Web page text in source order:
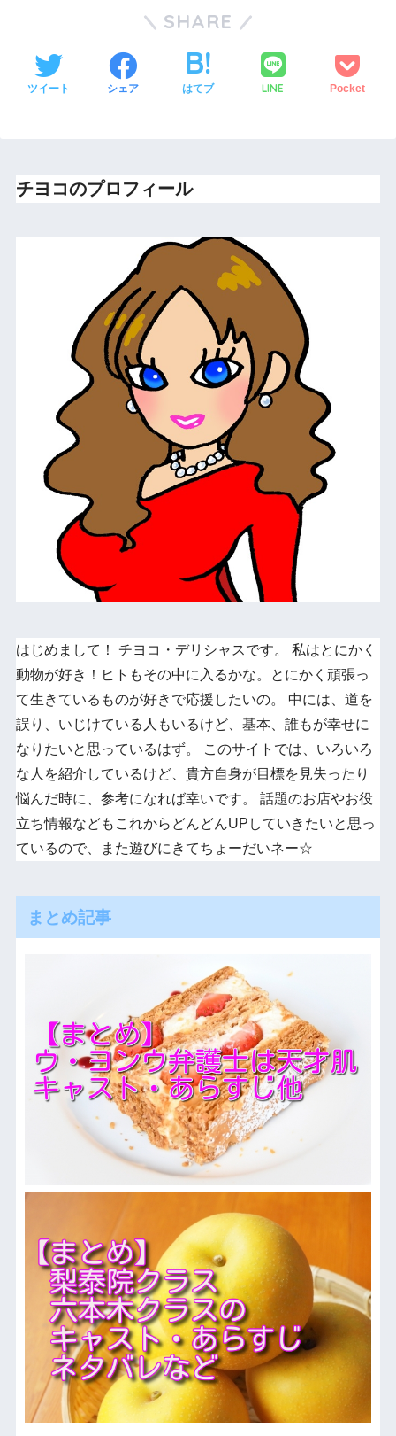
SHARE
ツイート シェア はてブ LINE Pocket
チヨコのプロフィール
はじめまして！ チヨコ・デリシャスです。 私はとにかく
動物が好き！ヒトもその中に入るかな。とにかく頑張っ
て生きているものが好きで応援したいの。 中には、道を
誤り、いじけている人もいるけど、基本、誰もが幸せに
なりたいと思っているはず。 このサイトでは、いろいろ
な人を紹介しているけど、貴方自身が目標を見失ったり
悩んだ時に、参考になれば幸いです。 話題のお店やお役
立ち情報などもこれからどんどんUPしていきたいと思っ
ているので、また遊びにきてちょーだいネー☆
まとめ記事